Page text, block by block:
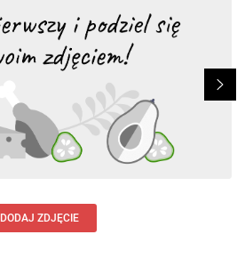
DODAJ ZDJĘCIE